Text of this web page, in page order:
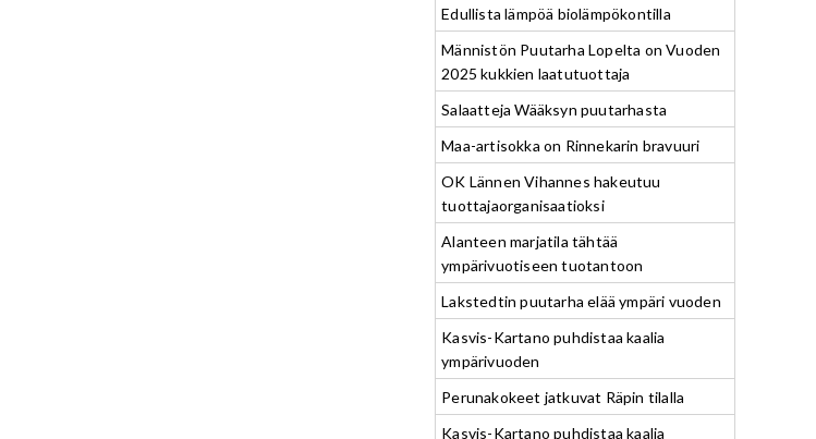
Edullista lämpöä biolämpökontilla
Männistön Puutarha Lopelta on Vuoden
2025 kukkien laatutuottaja
Salaatteja Wääksyn puutarhasta
Maa-artisokka on Rinnekarin bravuuri
OK Lännen Vihannes hakeutuu
tuottajaorganisaatioksi
Alanteen marjatila tähtää
ympärivuotiseen tuotantoon
Lakstedtin puutarha elää ympäri vuoden
Kasvis-Kartano puhdistaa kaalia
ympärivuoden
Perunakokeet jatkuvat Räpin tilalla
Kasvis-Kartano puhdistaa kaalia